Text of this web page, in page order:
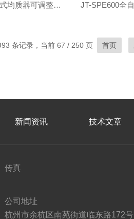
JT-10大屏幕液晶拍打式均质器可调整时间和速度
条记录，当前 67 / 250 页 首页
新闻资讯 技术文章
传真
公司地址
杭州市余杭区南苑街道临东路172号